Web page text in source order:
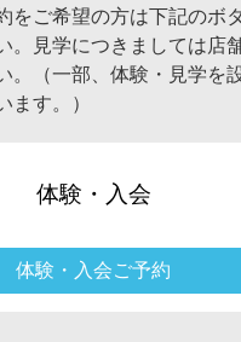
をご希望の方は下記のボ
。見学につきましては店
。（一部、体験・見学を
ます。）
体験・入会
体験・入会ご予約